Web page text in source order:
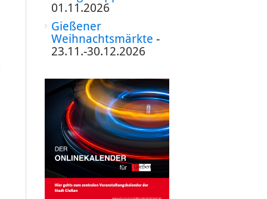
01.11.2026
Gießener
Weihnachtsmärkte -
23.11.-30.12.2026